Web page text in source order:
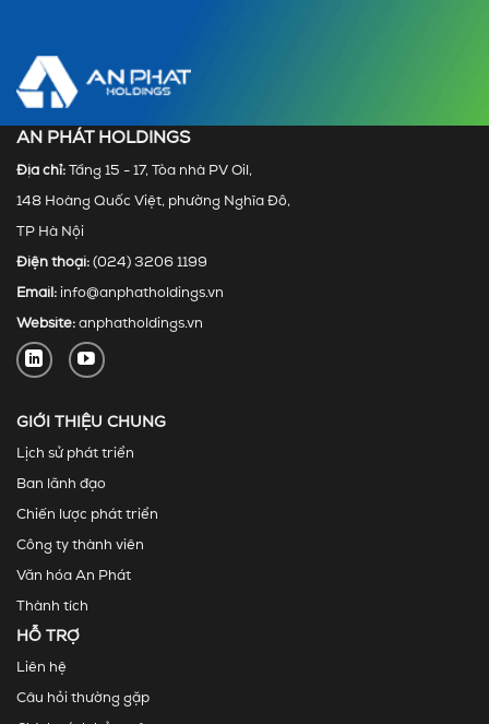
AN PHÁT HOLDINGS
Địa chỉ: Tầng 15 - 17, Tòa nhà PV Oil,
148 Hoàng Quốc Việt, phường Nghĩa Đô,
TP Hà Nội
Điện thoại: (024) 3206 1199
Email: info@anphatholdings.vn
Website: anphatholdings.vn
GIỚI THIỆU CHUNG
Lịch sử phát triển
Ban lãnh đạo
Chiến lược phát triển
Công ty thành viên
Văn hóa An Phát
Thành tích
HỖ TRỢ
Liên hệ
Câu hỏi thường gặp